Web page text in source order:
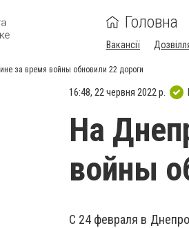
Головна
Вакансії
за время войны обновили 22 дороги
16:48, 22 червня 2022 р.
На
войны
С 24 февраля в